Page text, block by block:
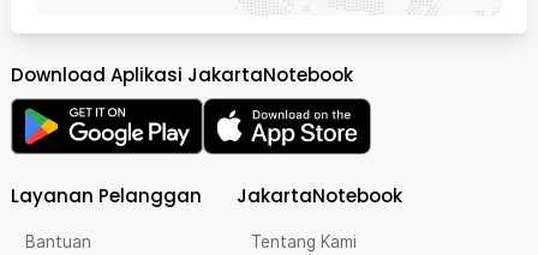
Download Aplikasi JakartaNotebook
Layanan Pelanggan
Bantuan
JakartaNotebook
Tentang Kami